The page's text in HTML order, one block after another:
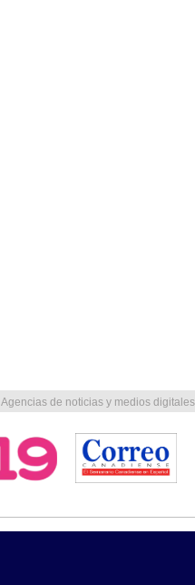
Agencias de noticias y medios digitales